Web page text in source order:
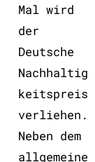
Mal wird
der
Deutsche
Nachhaltig
keitspreis
verliehen.
Neben dem
allgemeine